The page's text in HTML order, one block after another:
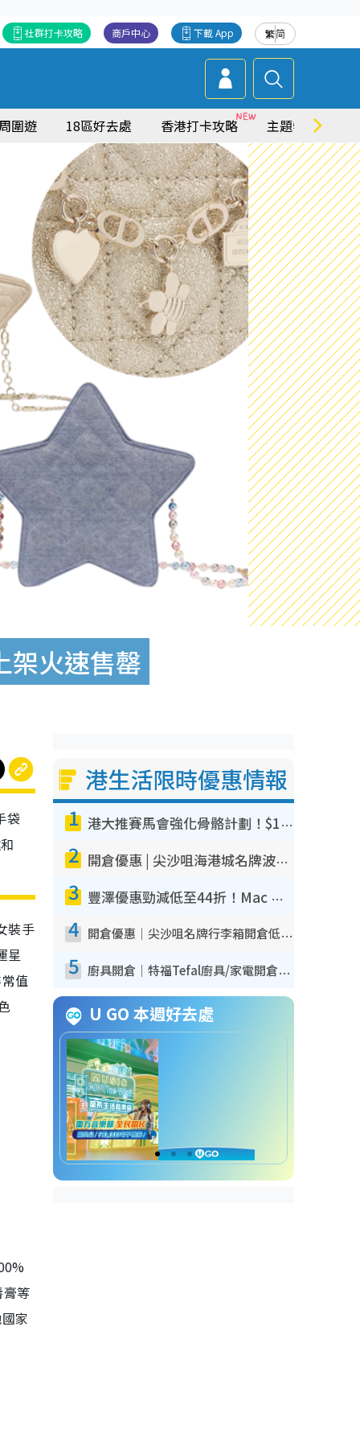
繁简
下載 App
商戶中心
社群打卡攻略
圍遊 18區好去處 香港打卡攻略 主題特集
架火速售罄
袋
裝手
星
值
等
家
港生活限時優惠情報
1 港大推賽馬會強化骨骼計劃！$100骨質密度X光檢查 完成免費運動訓練送超市禮券！附參加資格
2 開倉優惠 | 尖沙咀海港城名牌波鞋開倉低至1折！On鞋$899起／Joy&Peace鞋履$98起
3 豐澤優惠勁減低至44折！Mac mini/iPhone17Pro大減價！廚房家電$220起
4 開倉優惠｜尖沙咀名牌行李箱開倉低至4折！一連5日 American Tourister/ace./Hallmark $200起！
5 廚具開倉｜特福Tefal廚具/家電開倉低至3折！$220起買平底鍋/炒鑊/湯煲！電飯煲/吸塵機/燙斗$418起
U GO 本週好去處